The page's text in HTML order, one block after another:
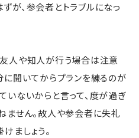
が、参会者とトラブルになっ
人や知人が行う場合は注意
に聞いてからプランを練るのが
いないからと言って、度が過ぎ
ません。故人や参会者に失礼
ましょう。